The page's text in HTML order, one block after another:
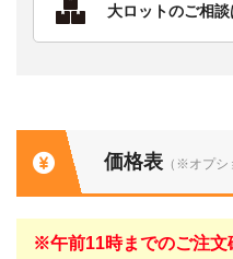
大ロットのご相
価格表 （※オプシ
※午前11時までのご注文